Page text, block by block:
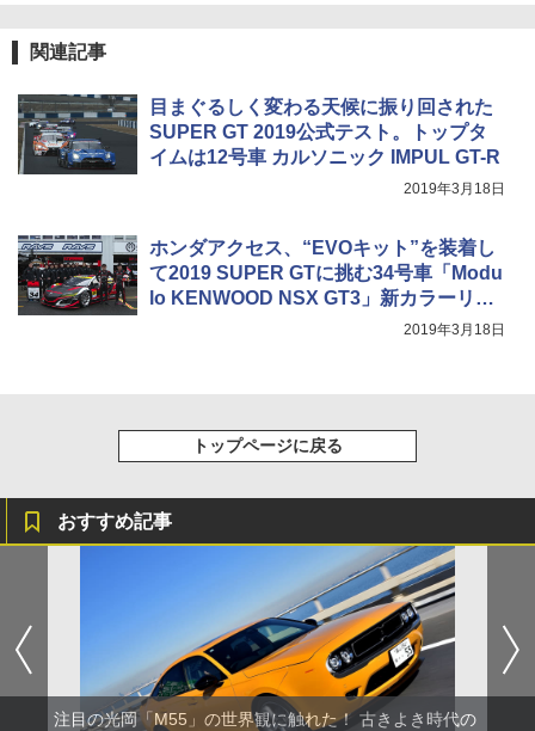
関連記事
目まぐるしく変わる天候に振り回された
SUPER GT 2019公式テスト。トップタ
イムは12号車 カルソニック IMPUL GT-R
2019年3月18日
ホンダアクセス、“EVOキット”を装着し
て2019 SUPER GTに挑む34号車「Modu
lo KENWOOD NSX GT3」新カラーリン
2019年3月18日
トップページに戻る
おすすめ記事
注目の光岡「M55」の世界観に触れた！ 古きよき時代の